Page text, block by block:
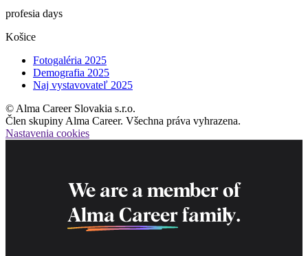
profesia days
Košice
Fotogaléria 2025
Demografia 2025
Naj vystavovateľ 2025
© Alma Career Slovakia s.r.o.
Člen skupiny Alma Career. Všechna práva vyhrazena.
Nastavenia cookies
We are a member of
Alma Career family.